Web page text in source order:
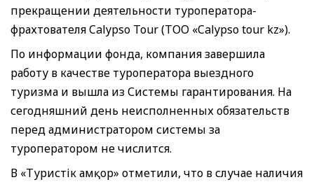
прекращении деятельности туроператора-
фрахтователя Calypso Tour (ТОО «Calypso tour kz»).
По информации фонда, компания завершила
работу в качестве туроператора выездного
туризма и вышла из Системы гарантирования. На
сегодняшний день неисполненных обязательств
перед администратором системы за
туроператором не числится.
В «Туристік Қамқор» отметили, что в случае наличия